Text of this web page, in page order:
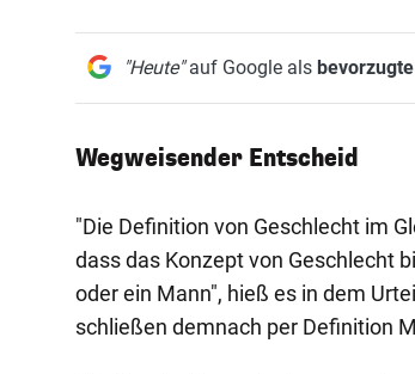
"Heute"auf Google als
Wegweisender Entscheid
"Die Definition von Geschlecht im
dass das Konzept von Geschlecht
oder ein Mann", hieß es in dem
schließen demnach per Definition